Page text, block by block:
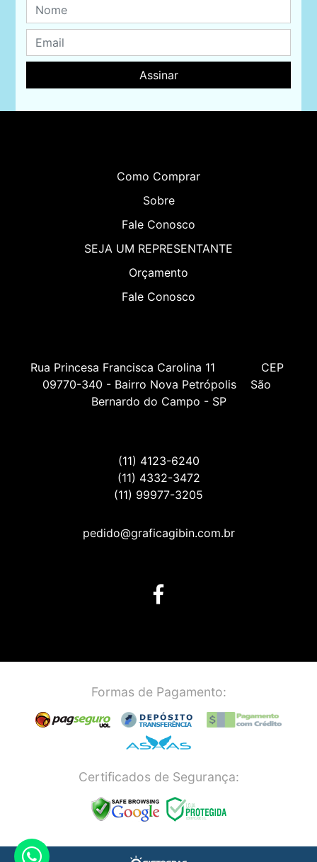
Assinar
Como Comprar
Sobre
Fale Conosco
SEJA UM REPRESENTANTE
Orçamento
Fale Conosco
Rua Princesa Francisca Carolina 11             CEP
09770-340 - Bairro Nova Petrópolis    São
Bernardo do Campo - SP
(11) 4123-6240
(11) 4332-3472
(11) 99977-3205
pedido@graficagibin.com.br
Formas de Pagamento:
Certificados de Segurança: